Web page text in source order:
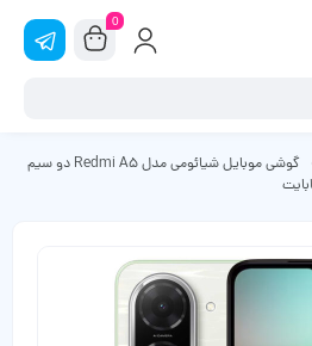
0
گوشی موبایل شیائومی مدل Redmi A5 دو سیم